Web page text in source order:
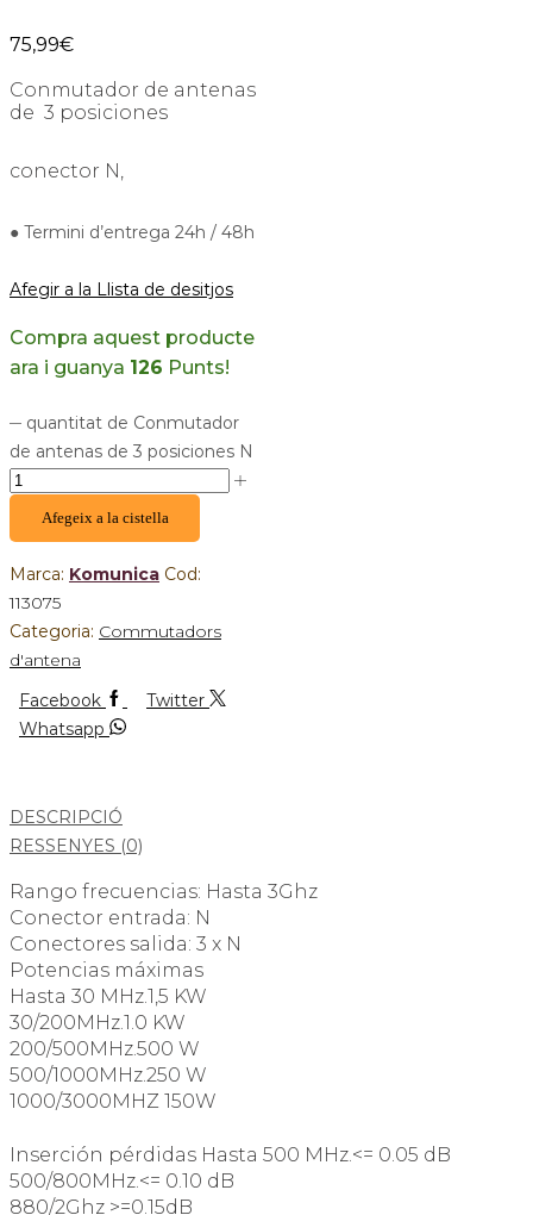
75,99€
Conmutador de antenas
de 3 posiciones
conector N,
● Termini d’entrega 24h / 48h
Afegir a la Llista de desitjos
Compra aquest producte
ara i guanya 126 Punts!
quantitat de Conmutador
de antenas de 3 posiciones N
Afegeix a la cistella
Marca: Komunica Cod:
113075
Categoria: Commutadors
d'antena
Facebook
Twitter
Whatsapp
DESCRIPCIÓ
RESSENYES (0)
Rango frecuencias: Hasta 3Ghz
Conector entrada: N
Conectores salida: 3 x N
Potencias máximas
Hasta 30 MHz.1,5 KW
30/200MHz.1.0 KW
200/500MHz.500 W
500/1000MHz.250 W
1000/3000MHZ 150W
Inserción pérdidas Hasta 500 MHz.<= 0.05 dB
500/800MHz.<= 0.10 dB
880/2Ghz >=0.15dB